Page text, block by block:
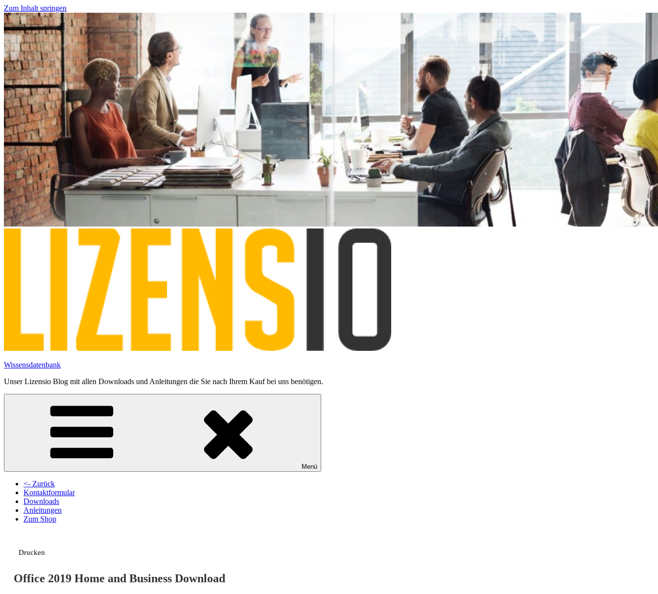
Zum Inhalt springen
Wissensdatenbank
Unser Lizensio Blog mit allen Downloads und Anleitungen die Sie nach Ihrem Kauf bei uns benötigen.
Menü
<- Zurück
Kontaktformular
Downloads
Anleitungen
Zum Shop
Drucken
Office 2019 Home and Business Download